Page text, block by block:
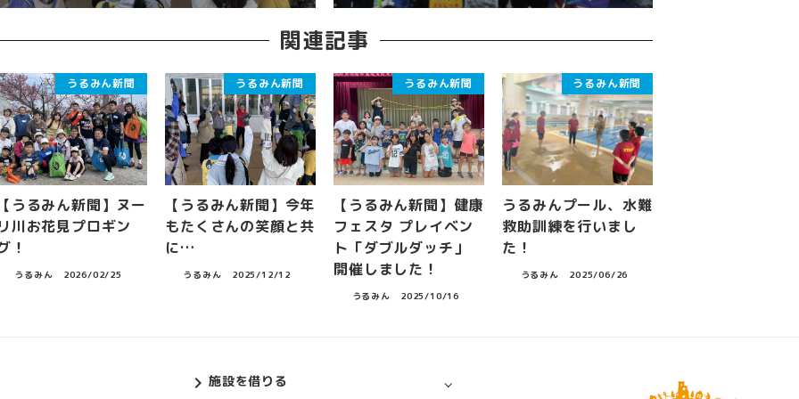
関連記事
うるみん新聞
うるみん新聞】ヌー
川お花見プロギン
！
うるみん 2026/02/25
うるみん新聞
【うるみん新聞】今年
もたくさんの笑顔と共
に…
うるみん 2025/12/12
うるみん新聞
【うるみん新聞】健康
フェスタ プレイベン
ト「ダブルダッチ」
開催しました！
うるみん 2025/10/16
うるみん新聞
うるみんプール、水難
救助訓練を行いまし
た！
うるみん 2025/06/26
施設を借りる